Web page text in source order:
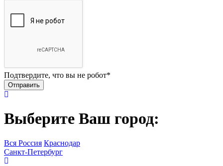
Подтвердите, что вы не робот*
Выберите Ваш город:
Вся Россия Краснодар
Санкт-Петербург